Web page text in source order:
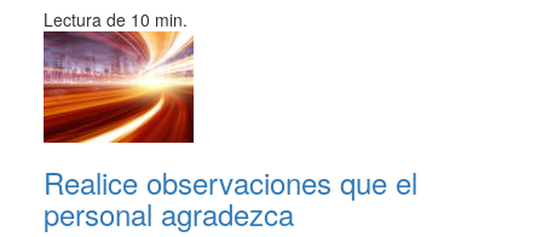
Lectura de 10 min.
Realice observaciones que el
personal agradezca